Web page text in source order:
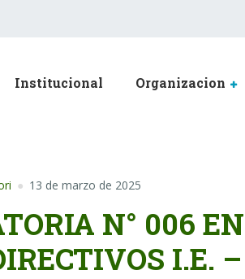
Institucional Organizacion
13 de marzo de 2025
N° 006
I.E.